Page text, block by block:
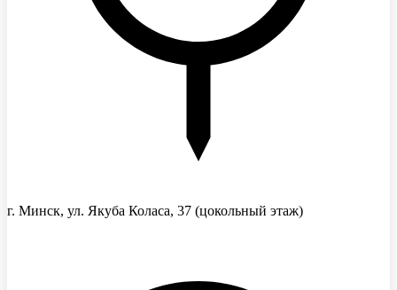
г. Минск, ул. Якуба Коласа, 37 (цокольный этаж)